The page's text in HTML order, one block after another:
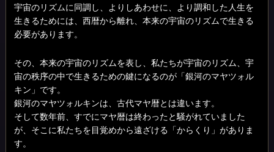
宇宙のリズムに同調し、よりしあわせに、より調和した人生を
生きるためには、西暦から離れ、本来の宇宙のリズムで生きる
必要があります。
その、本来の宇宙のリズムを表し、私たちが宇宙のリズム、宇
宙の秩序の中で生きるための鍵になるのが「銀河のマヤツォル
キン」です。
銀河のマヤツォルキンは、古代マヤ暦とは違います。
そして数年前、すでにマヤ暦は終わったと騒がれていました
が、そこに私たちを目覚めから遠ざける「からくり」がありま
す。